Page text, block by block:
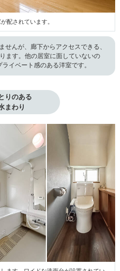
配されています。
せんが、廊下からアクセスできる、
ます。他の居室に面していないの
イベート感のある洋室です。
りのある
まわり